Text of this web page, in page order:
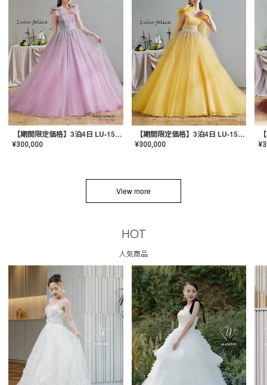
【期間限定価格】3泊4日 LU-1501(Pink)
¥300,000
【期間限定価格】3泊4日 LU-1501(Yellow)
¥300,000 ¥
View more
HOT
人気商品